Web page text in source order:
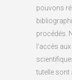
pouvons
procédés.
l’accès
tutelle sont